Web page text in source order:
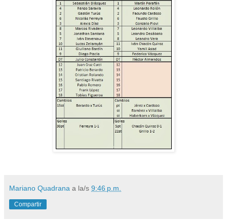
Mariano Quadrana a la/s 9:46 p.m.
Compartir